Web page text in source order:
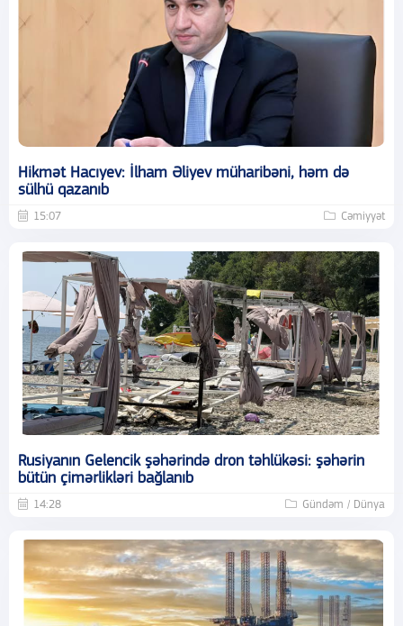
Hikmət Hacıyev: İlham Əliyev müharibəni, həm də
sülhü qazanıb
15:07 Cəmiyyət
Rusiyanın Gelencik şəhərində dron təhlükəsi: şəhərin
bütün çimərlikləri bağlanıb
14:28 Gündəm / Dünya